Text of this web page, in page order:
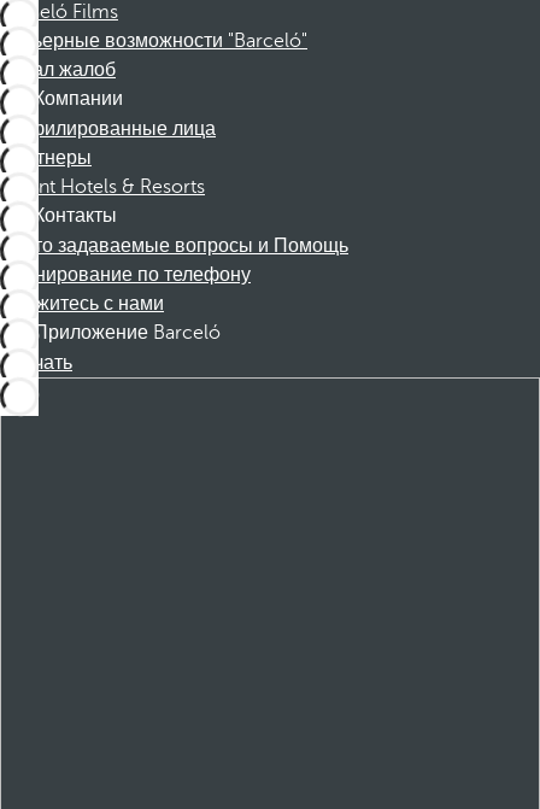
Barceló Films
Карьерные возможности "Barceló"
Канал жалоб
Компании
Аффилированные лица
Партнеры
Dorint Hotels & Resorts
Контакты
Часто задаваемые вопросы и Помощь
Бронирование по телефону
Свяжитесь с нами
Приложение Barceló
Скачать